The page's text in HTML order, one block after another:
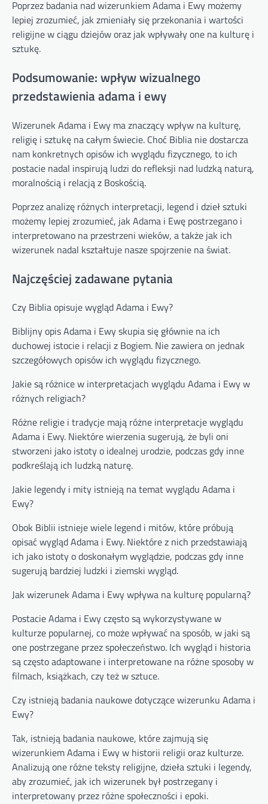
Poprzez badania nad wizerunkiem Adama i Ewy możemy
lepiej zrozumieć, jak zmieniały się przekonania i wartości
religijne w ciągu dziejów oraz jak wpływały one na kulturę i
sztukę.
Podsumowanie: wpływ wizualnego
przedstawienia adama i ewy
Wizerunek Adama i Ewy ma znaczący wpływ na kulturę,
religię i sztukę na całym świecie. Choć Biblia nie dostarcza
nam konkretnych opisów ich wyglądu fizycznego, to ich
postacie nadal inspirują ludzi do refleksji nad ludzką naturą,
moralnością i relacją z Boskością.
Poprzez analizę różnych interpretacji, legend i dzieł sztuki
możemy lepiej zrozumieć, jak Adama i Ewę postrzegano i
interpretowano na przestrzeni wieków, a także jak ich
wizerunek nadal kształtuje nasze spojrzenie na świat.
Najczęściej zadawane pytania
Czy Biblia opisuje wygląd Adama i Ewy?
Biblijny opis Adama i Ewy skupia się głównie na ich
duchowej istocie i relacji z Bogiem. Nie zawiera on jednak
szczegółowych opisów ich wyglądu fizycznego.
Jakie są różnice w interpretacjach wyglądu Adama i Ewy w
różnych religiach?
Różne religie i tradycje mają różne interpretacje wyglądu
Adama i Ewy. Niektóre wierzenia sugerują, że byli oni
stworzeni jako istoty o idealnej urodzie, podczas gdy inne
podkreślają ich ludzką naturę.
Jakie legendy i mity istnieją na temat wyglądu Adama i
Ewy?
Obok Biblii istnieje wiele legend i mitów, które próbują
opisać wygląd Adama i Ewy. Niektóre z nich przedstawiają
ich jako istoty o doskonałym wyglądzie, podczas gdy inne
sugerują bardziej ludzki i ziemski wygląd.
Jak wizerunek Adama i Ewy wpływa na kulturę popularną?
Postacie Adama i Ewy często są wykorzystywane w
kulturze popularnej, co może wpływać na sposób, w jaki są
one postrzegane przez społeczeństwo. Ich wygląd i historia
są często adaptowane i interpretowane na różne sposoby w
filmach, książkach, czy też w sztuce.
Czy istnieją badania naukowe dotyczące wizerunku Adama i
Ewy?
Tak, istnieją badania naukowe, które zajmują się
wizerunkiem Adama i Ewy w historii religii oraz kulturze.
Analizują one różne teksty religijne, dzieła sztuki i legendy,
aby zrozumieć, jak ich wizerunek był postrzegany i
interpretowany przez różne społeczności i epoki.